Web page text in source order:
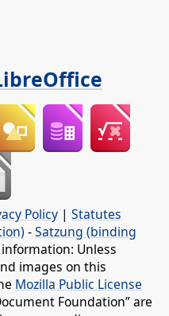
Policy | Statutes
-Satzung (binding
Unless
images on this
Mozilla Public License
Foundation” are